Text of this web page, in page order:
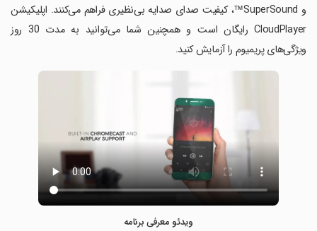
و SuperSound™، کیفیت صدای صدایه بی‌نظیری فراهم می‌کنند. اپلیکیشن
CloudPlayer رایگان است و همچنین شما می‌توانید به مدت 30 روز
ویژگی‌های پریمیوم را آزمایش کنید.
ویدئو معرفی برنامه